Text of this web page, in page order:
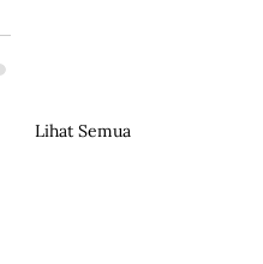
Lihat Semua